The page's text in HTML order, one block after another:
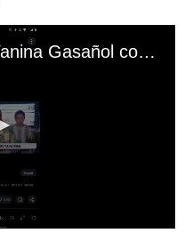
El mal momento de Yanina Gasañol con un hincha argentino en "Subrayado"